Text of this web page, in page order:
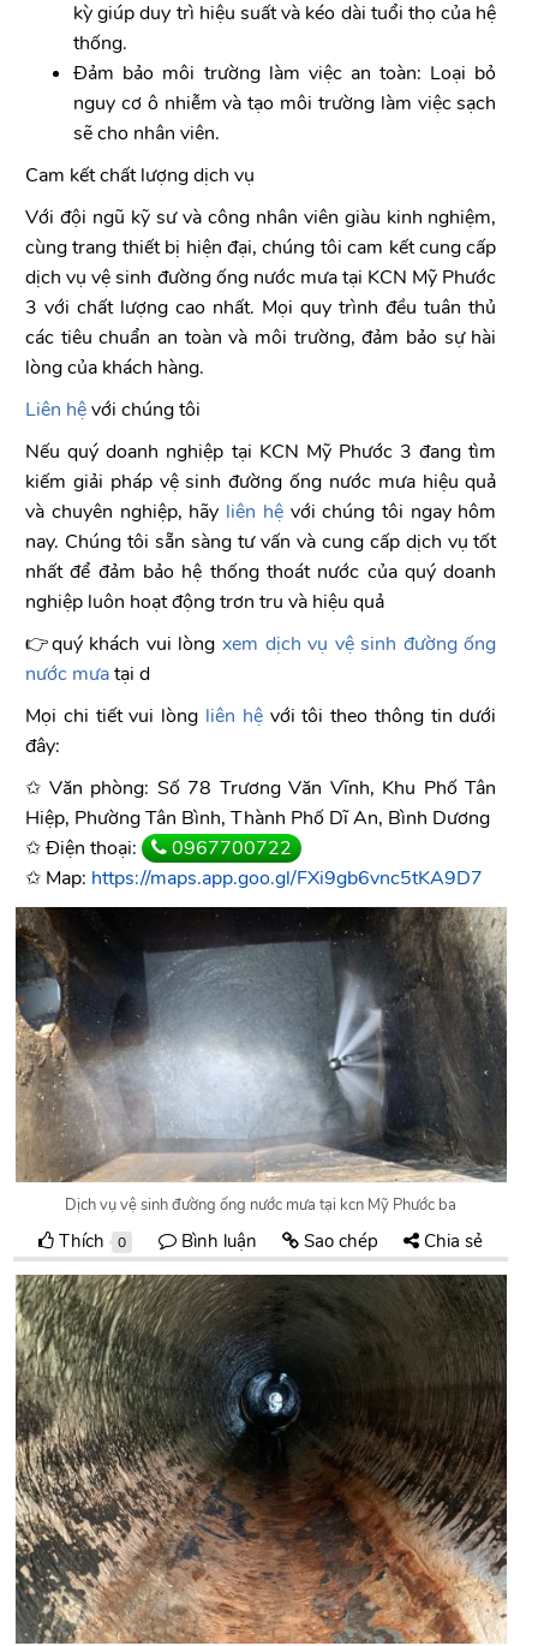
kỳ giúp duy trì hiệu suất và kéo dài tuổi thọ của hệ
thống.
Đảm bảo môi trường làm việc an toàn: Loại bỏ
nguy cơ ô nhiễm và tạo môi trường làm việc sạch
sẽ cho nhân viên.
Cam kết chất lượng dịch vụ
Với đội ngũ kỹ sư và công nhân viên giàu kinh nghiệm,
cùng trang thiết bị hiện đại, chúng tôi cam kết cung cấp
dịch vụ vệ sinh đường ống nước mưa tại KCN Mỹ Phước
3 với chất lượng cao nhất. Mọi quy trình đều tuân thủ
các tiêu chuẩn an toàn và môi trường, đảm bảo sự hài
lòng của khách hàng.
Liên hệvới chúng tôi
Nếu quý doanh nghiệp tại KCN Mỹ Phước 3 đang tìm
kiếm giải pháp vệ sinh đường ống nước mưa hiệu quả
và chuyên nghiệp, hãy liên hệvới chúng tôi ngay hôm
nay. Chúng tôi sẵn sàng tư vấn và cung cấp dịch vụ tốt
nhất để đảm bảo hệ thống thoát nước của quý doanh
nghiệp luôn hoạt động trơn tru và hiệu quả
👉quý khách vui lòng xem dịch vụ vệ sinh đường ống
nước mưatại d
Mọi chi tiết vui lòng liên hệvới tôi theo thông tin dưới
đây:
✩ Văn phòng: Số 78 Trương Văn Vĩnh, Khu Phố Tân
Hiệp, Phường Tân Bình, Thành Phố Dĩ An, Bình Dương
✩ Điện thoại:
0967700722
✩ Map: https://maps.app.goo.gl/FXi9gb6vnc5tKA9D7
Dịch vụ vệ sinh đường ống nước mưa tại kcn Mỹ Phước ba
Thích 0 Bình luận Sao chép Chia sẻ